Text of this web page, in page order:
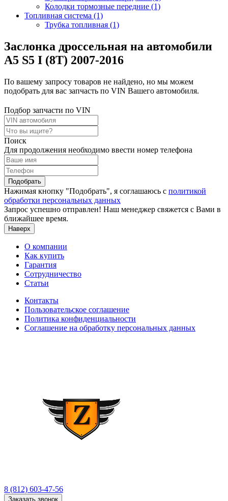
Колодки тормозные передние (1)
Топливная система (1)
Трубка топливная (1)
Заслонка дроссельная на автомобили
A5 S5 I (8T) 2007-2016
По вашему запросу товаров не найдено, но мы можем
подобрать для вас запчасть по VIN Вашего автомобиля.
Подбор запчасти по VIN
Поиск
Для продолжения необходимо ввести номер телефона
Подобрать
Нажимая кнопку "Подобрать", я соглашаюсь с политикой
обработки персональных данных
Запрос успешно отправлен! Наш менеджер свяжется с Вами в
ближайшее время.
Наверх
О компании
Как купить
Гарантия
Сотрудничество
Статьи
Контакты
Пользовательское соглашение
Политика конфиденциальности
Соглашение на обработку персональных данных
8 (812) 603-47-56
Заказать звонок